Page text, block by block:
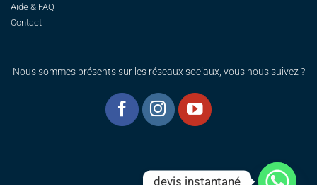
Aide & FAQ
Contact
Nous sommes présents sur les réseaux sociaux, vous nous suivez ?
devis instantané